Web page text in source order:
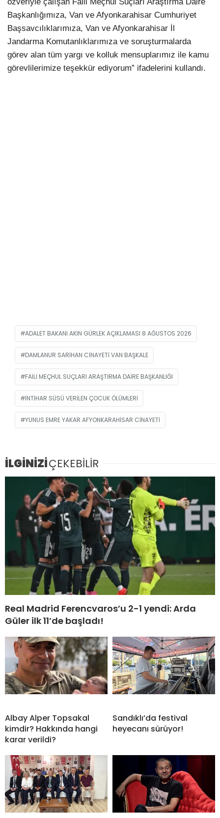
Başkanlığımıza, Van ve Afyonkarahisar Cumhuriyet
Başsavcılıklarımıza, Van ve Afyonkarahisar İl
Jandarma Komutanlıklarımıza ve soruşturmalarda
görev alan tüm yargı ve kolluk mensuplarımız ile kamu
görevlilerimize teşekkür ediyorum” ifadelerini kullandı.
ADALET BAKANI AKIN GÜRLEK AÇIKLAMASI 8 AĞUSTOS 2026
DAMLANUR SARIHAN CINAYETI VAN BAŞKALE
FAILI MEÇHUL SUÇLARI ARAŞTIRMA DAIRE BAŞKANLIĞI
INTIHAR SÜSÜ VERILEN ÇOCUK ÖLÜMLERI
YUNUS EMRE YAKAR AFYONKARAHISAR CINAYETI
İLGİNİZİÇEKEBİLİR
Real Madrid Ferencvaros’u 2-1 yendi: Arda
Güler ilk 11’de başladı!
Albay Alper Topsakal
kimdir? Hakkında hangi
karar verildi?
Sandıklı’da festival
heyecanı sürüyor!